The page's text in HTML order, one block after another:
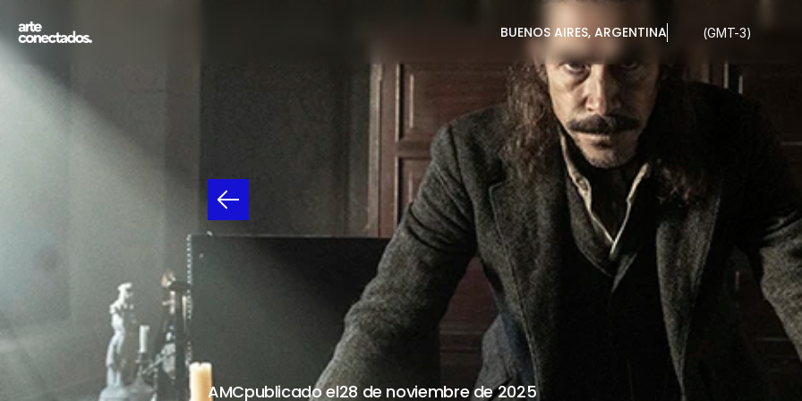
BUENOS AIRES, ARGENTINA (GMT-3)
THEWALKING
DARYLDIXON
15 DICIEMBRE, 22H
AMCpublicado el28 de noviembre de 2025